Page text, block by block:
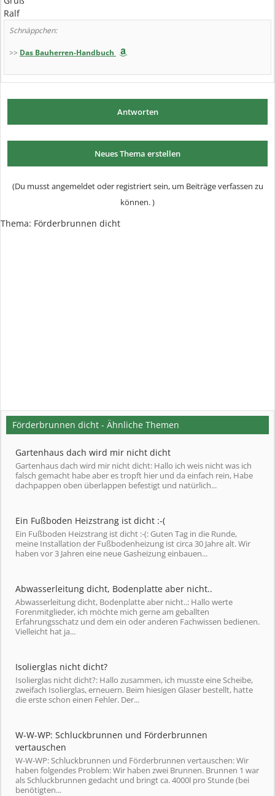
Ralf
Schnäppchen:
>> Das Bauherren-Handbuch
Antworten
Neues Thema erstellen
(Du musst angemeldet oder registriert sein, um Beiträge verfassen zu
können. )
Thema: Förderbrunnen dicht
Förderbrunnen dicht - Ähnliche Themen
Gartenhaus dach wird mir nicht dicht
Gartenhaus dach wird mir nicht dicht: Hallo ich weis nicht was ich
falsch gemacht habe aber es tropft hier und da einfach rein, Habe
dachpappen oben überlappen befestigt und natürlich...
Ein Fußboden Heizstrang ist dicht :-(
Ein Fußboden Heizstrang ist dicht :-(: Guten Tag in die Runde,
meine Installation der Fußbodenheizung ist circa 30 Jahre alt. Wir
haben vor 3 Jahren eine neue Gasheizung einbauen...
Abwasserleitung dicht, Bodenplatte aber nicht..
Abwasserleitung dicht, Bodenplatte aber nicht..: Hallo werte
Forenmitglieder, ich möchte mich gerne am geballten
Erfahrungsschatz und dem ein oder anderen Fachwissen bedienen.
Vielleicht hat ja...
Isolierglas nicht dicht?
Isolierglas nicht dicht?: Hallo zusammen, ich musste eine Scheibe,
zweifach Isolierglas, erneuern. Beim hiesigen Glaser bestellt, hatte
die erste schon einen Fehler. Der...
W-W-WP: Schluckbrunnen und Förderbrunnen
vertauschen
W-W-WP: Schluckbrunnen und Förderbrunnen vertauschen: Wir
haben folgendes Problem: Wir haben zwei Brunnen. Brunnen 1 war
als Schluckbrunnen gedacht und bringt ca. 4000l pro Stunde (bei
benötigten...